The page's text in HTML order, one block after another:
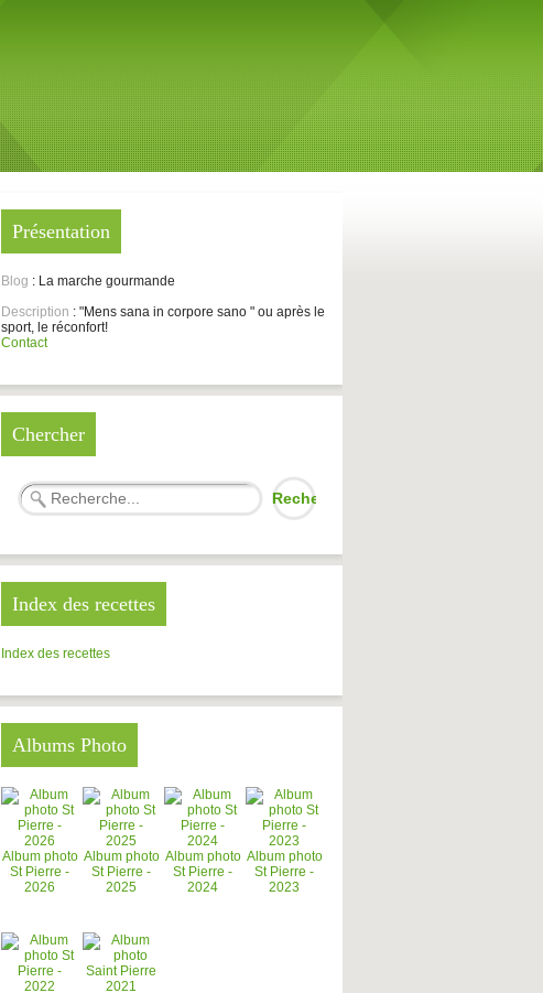
Présentation
Blog : La marche gourmande
Description : "Mens sana in corpore sano " ou après le
sport, le réconfort!
Contact
Chercher
Index des recettes
Index des recettes
Albums Photo
Album photo
St Pierre -
2026
Album photo
St Pierre -
2025
Album photo
St Pierre -
2024
Album photo
St Pierre -
2023